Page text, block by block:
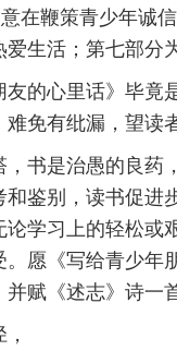
在鞭策青少年诚
生活；第七部分
心里话》毕竟
免有纰漏，望读
是治愚的良药
鉴别，读书促进
学习上的轻松
愿《写给青少年
赋《述志》诗一